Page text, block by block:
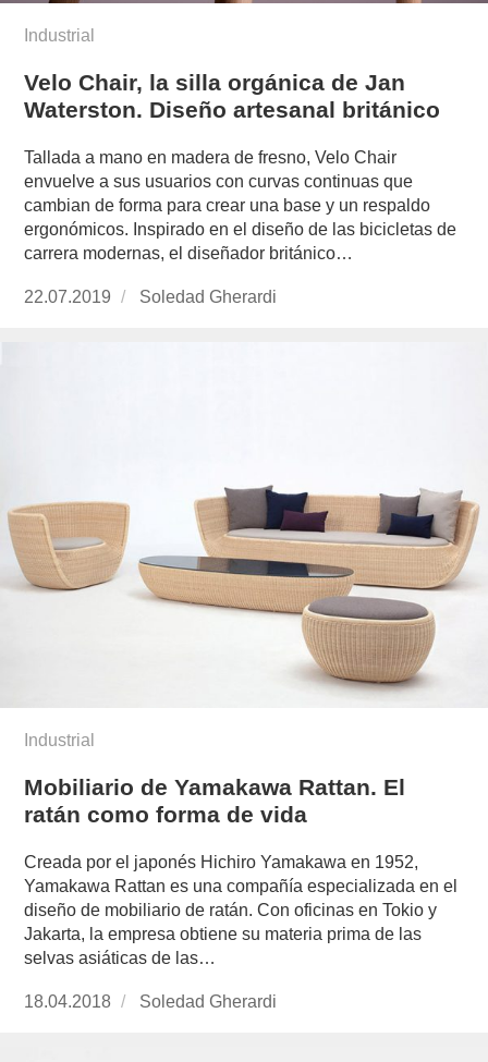
Industrial
Velo Chair, la silla orgánica de Jan
Waterston. Diseño artesanal británico
Tallada a mano en madera de fresno, Velo Chair
envuelve a sus usuarios con curvas continuas que
cambian de forma para crear una base y un respaldo
ergonómicos. Inspirado en el diseño de las bicicletas de
carrera modernas, el diseñador británico…
Publicado
22.07.2019
https://www.experimenta.es/author/soledad-
Soledad Gherardi
Industrial
Mobiliario de Yamakawa Rattan. El
ratán como forma de vida
Creada por el japonés Hichiro Yamakawa en 1952,
Yamakawa Rattan es una compañía especializada en el
diseño de mobiliario de ratán. Con oficinas en Tokio y
Jakarta, la empresa obtiene su materia prima de las
selvas asiáticas de las…
Publicado
18.04.2018
https://www.experimenta.es/author/soledad-
Soledad Gherardi